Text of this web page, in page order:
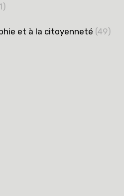
et à la citoyenneté (49)